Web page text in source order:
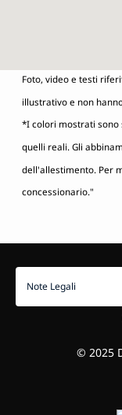
Foto, video e testi
illustrativo e non
*I colori mostrati
quelli reali. Gli
dell'allestimento. Per
concessionario."
Note Legali
© 2025